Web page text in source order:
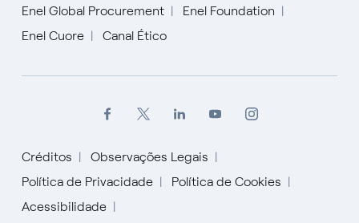
Enel Global Procurement
Enel Foundation
Enel Cuore
Canal Ético
Créditos
Observações Legais
Política de Privacidade
Política de Cookies
Acessibilidade